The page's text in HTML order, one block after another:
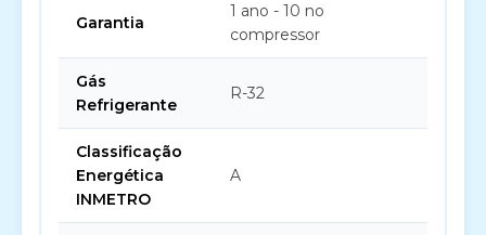
Garantia
1 ano - 10 no
compressor
Gás
Refrigerante
R-32
Classificação
Energética
INMETRO
A